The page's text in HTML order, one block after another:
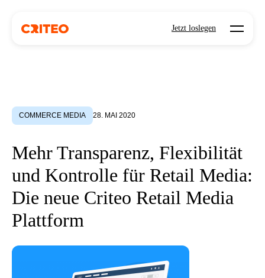
Jetzt loslegen Open
COMMERCE MEDIA 28. MAI 2020
Mehr Transparenz, Flexibilität
und Kontrolle für Retail Media:
Die neue Criteo Retail Media
Plattform